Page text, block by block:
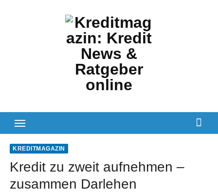
KREDITMAGAZIN
Kredit zu zweit aufnehmen –
zusammen Darlehen